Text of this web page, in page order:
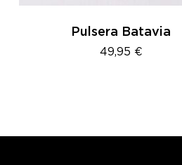
Pulsera Batavia
49,95 €